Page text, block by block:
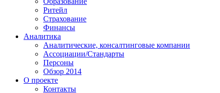
Ритейл
Страхование
Финансы
Аналитика
Аналитические, консалтинговые компании
Ассоциации/Стандарты
Персоны
Обзор 2014
О проекте
Контакты